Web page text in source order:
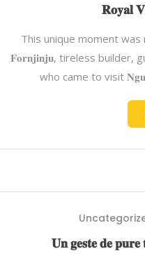
𝐑𝐨𝐲𝐚𝐥
This unique moment
𝐅𝐨𝐫𝐧𝐣𝐢𝐧𝐣𝐮, tireless builder,
who came to visit
𝐔𝐧 𝐠𝐞𝐬𝐭𝐞 𝐝𝐞 𝐩𝐮𝐫𝐞